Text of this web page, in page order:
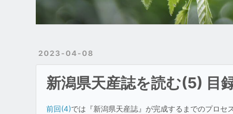
2023-04-08
新潟県天産誌を読む(5) 目
前回(4)では『新潟県天産誌』が完成するまでのプロセ